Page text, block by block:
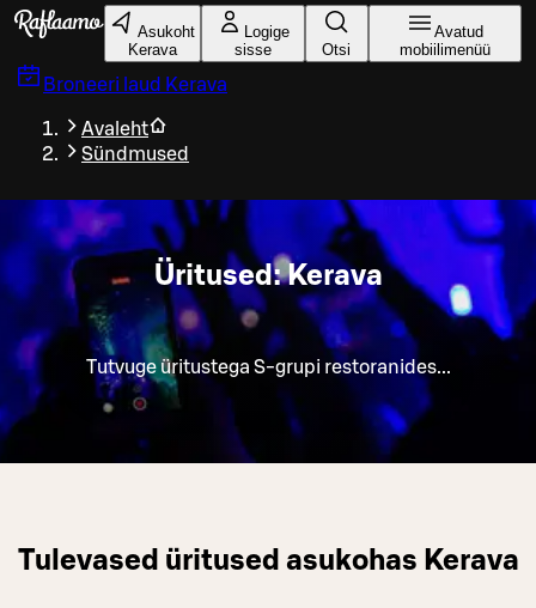
Liigu peamise sisu juurde
Asukoht
Kerava
Logige
sisse
Otsi
Avatud
mobiilimenüü
Broneeri laud Kerava
Avaleht
Sündmused
Üritused: Kerava
Tutvuge üritustega S-grupi restoranides...
Tulevased üritused asukohas Kerava